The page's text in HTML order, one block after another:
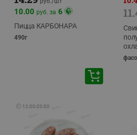
10.00 руб. за 6
Пицца КАРБОНАРА
490г
🕘 12:00-20:00